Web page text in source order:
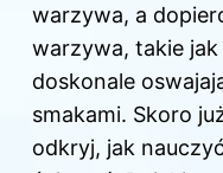
warzywa, a
warzywa, takie jak
doskonale
smakami. Skoro
odkryj, jak